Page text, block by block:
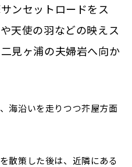
ンセットロードをス
天使の羽などの映えス
見ヶ浦の夫婦岩へ向か
海沿いを走りつつ芥屋方面
散策した後は、近隣にある